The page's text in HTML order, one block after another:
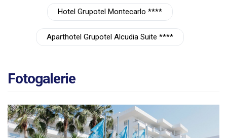
Hotel Grupotel Montecarlo ****
Aparthotel Grupotel Alcudia Suite ****
Fotogalerie